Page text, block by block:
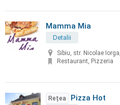
Mamma Mia
Detalii
Sibiu, str. Nicolae
Restaurant, Pizzeria
Rețea Pizza Hot